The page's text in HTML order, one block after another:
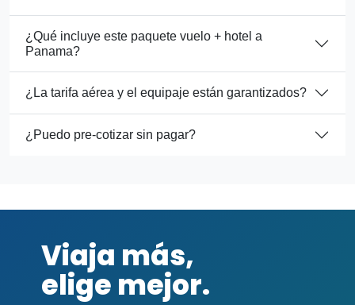
¿Qué incluye este paquete vuelo + hotel a
Panama?
¿La tarifa aérea y el equipaje están garantizados?
¿Puedo pre-cotizar sin pagar?
Viaja más,
elige mejor.